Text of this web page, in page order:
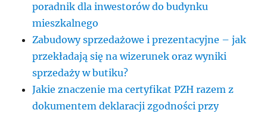
poradnik dla inwestorów do budynku
mieszkalnego
Zabudowy sprzedażowe i prezentacyjne – jak
przekładają się na wizerunek oraz wyniki
sprzedaży w butiku?
Jakie znaczenie ma certyfikat PZH razem z
dokumentem deklaracji zgodności przy